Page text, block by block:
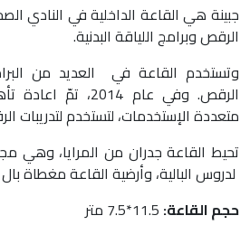
جبينة هي القاعة الداخلية في النادي
الرقص وبرامج اللياقة البدنية.
وتستخدم القاعة في العديد من
الرقص. وفي عام
متعددة الإستخدمات، لتستخدم لتدريبات
تحيط القاعة جدران من المرايا، وهي
لدروس البالية، وأرضية القاعة مغطاة بال PVC.
حجم القاعة:11.5*7.5 متر